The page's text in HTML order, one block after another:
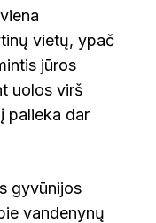
vietų, ypač
jūros
uolos virš
palieka dar
gyvūnijos
vandenynų